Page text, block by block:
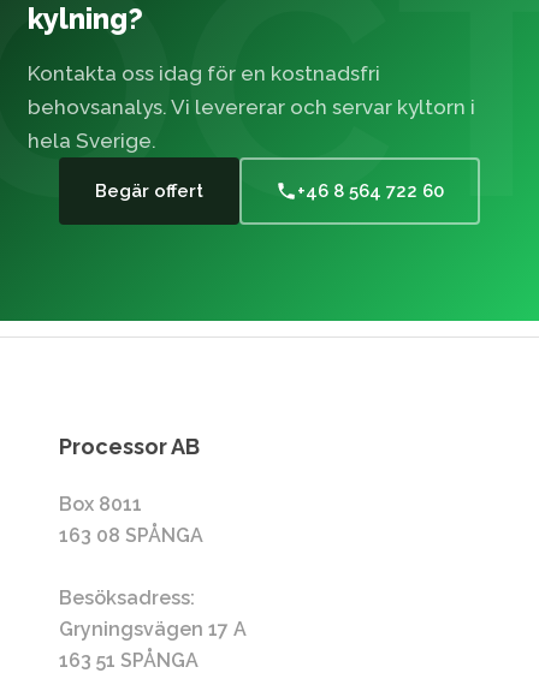
kylning?
Kontakta oss idag för en kostnadsfri
behovsanalys. Vi levererar och servar kyltorn i
hela Sverige.
Begär offert +46 8 564 722 60
Processor AB
Box 8011
163 08 SPÅNGA
Besöksadress:
Gryningsvägen 17 A
163 51 SPÅNGA